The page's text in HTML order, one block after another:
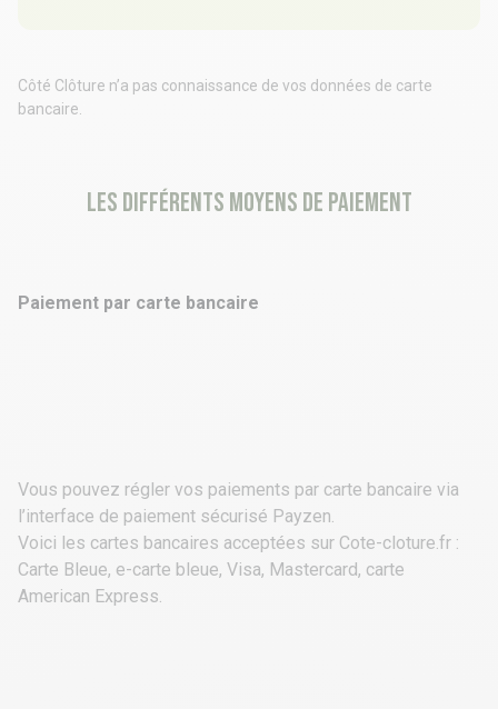
Côté Clôture n’a pas connaissance de vos données de carte
bancaire.
Les différents moyens de paiement
Paiement par carte bancaire
Vous pouvez régler vos paiements par carte bancaire via
l’interface de paiement sécurisé Payzen.
Voici les cartes bancaires acceptées sur Cote-cloture.fr :
Carte Bleue, e-carte bleue, Visa, Mastercard, carte
American Express.